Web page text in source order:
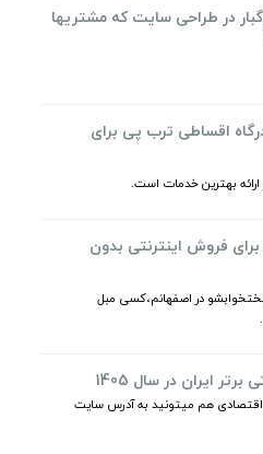
در طراحی سایت که مشتریها
اقساطی ترب پی برای
بهترین خدمات است.
فروش اینترنتی بدون
در اصفهانم،کسی مبل
هم میتونید به آدرس سایت